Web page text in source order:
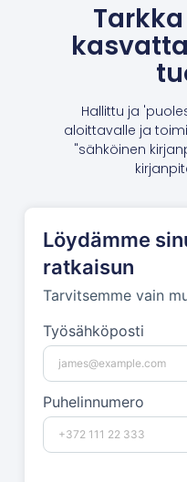
Hallittu ja
aloittavalle ja
"sähköinen
Löydämme
ratkaisun
Tarvitsemme vain
Työsähköposti
Puhelinnumero